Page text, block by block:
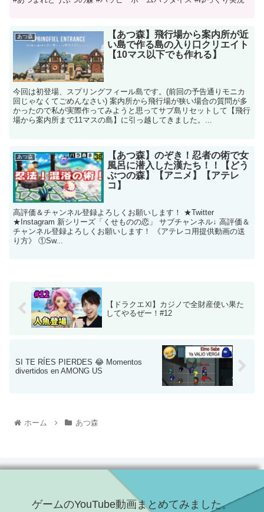
あつ森
【あつ森】飛行場から案内所が近
い島で作る島の入り口クリエイト
【10マス以下でも作れる】
今回は初登場、スプリングフィール島です。(前回の予告通りモニカ
回じゃなくてごめんなさい) 案内所から飛行場が狭い場合の質問が多
かったので私が実際作ってみようと思ってサブ島リセットして【飛行
場から案内所まで11マスの島】に引っ越してきました。...
あつ森
【あつ森】のぞき！忍者の術で女
風呂に潜入した漢たち！！【どう
ぶつの森】【アニメ】【アテレ
コ】
高評価＆チャンネル登録よろしくお願いします！ ★Twitter
★Instagram 新シリーズ「くせものの恋」 サブチャンネル↓ 高評価＆
チャンネル登録よろしくお願いします！ 《アテレコ用提供動画の送
り方》 ①Sw...
【ドラクエⅪ】カジノで全財産使い果た
してやるぜー！#12
SI TE RÍES PIERDES 😂 Momentos
divertidos en AMONG US
ホーム あつ森
ゲームのYouTube動画まとめてみました。